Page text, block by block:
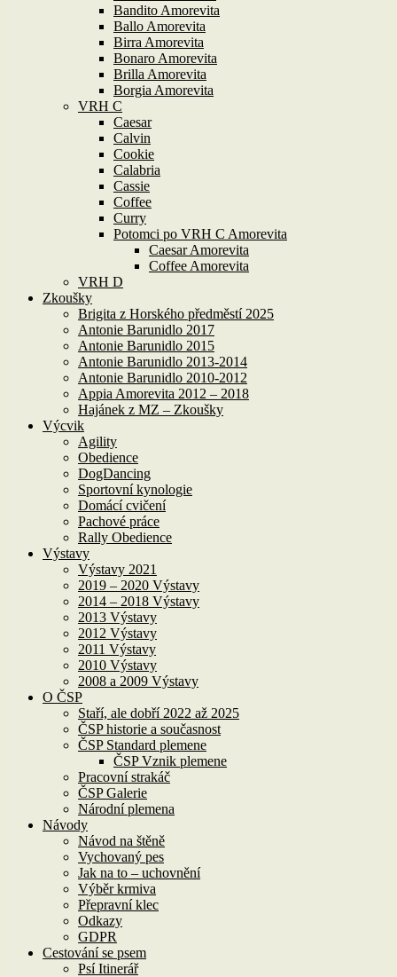
Bandito Amorevita
Ballo Amorevita
Birra Amorevita
Bonaro Amorevita
Brilla Amorevita
Borgia Amorevita
VRH C
Caesar
Calvin
Cookie
Calabria
Cassie
Coffee
Curry
Potomci po VRH C Amorevita
Caesar Amorevita
Coffee Amorevita
VRH D
Zkoušky
Brigita z Horského předměstí 2025
Antonie Barunidlo 2017
Antonie Barunidlo 2015
Antonie Barunidlo 2013-2014
Antonie Barunidlo 2010-2012
Appia Amorevita 2012 – 2018
Hajánek z MZ – Zkoušky
Výcvik
Agility
Obedience
DogDancing
Sportovní kynologie
Domácí cvičení
Pachové práce
Rally Obedience
Výstavy
Výstavy 2021
2019 – 2020 Výstavy
2014 – 2018 Výstavy
2013 Výstavy
2012 Výstavy
2011 Výstavy
2010 Výstavy
2008 a 2009 Výstavy
O ČSP
Staří, ale dobří 2022 až 2025
ČSP historie a současnost
ČSP Standard plemene
ČSP Vznik plemene
Pracovní strakáč
ČSP Galerie
Národní plemena
Návody
Návod na štěně
Vychovaný pes
Jak na to – uchovnění
Výběr krmiva
Přepravní klec
Odkazy
GDPR
Cestování se psem
Psí Itinerář